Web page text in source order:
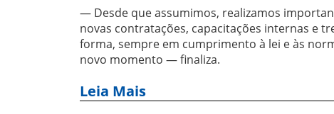
— Desde que assumimos, realizamos
novas contratações, capacitações internas e
forma, sempre em cumprimento à lei e às
novo momento — finaliza.
Leia Mais